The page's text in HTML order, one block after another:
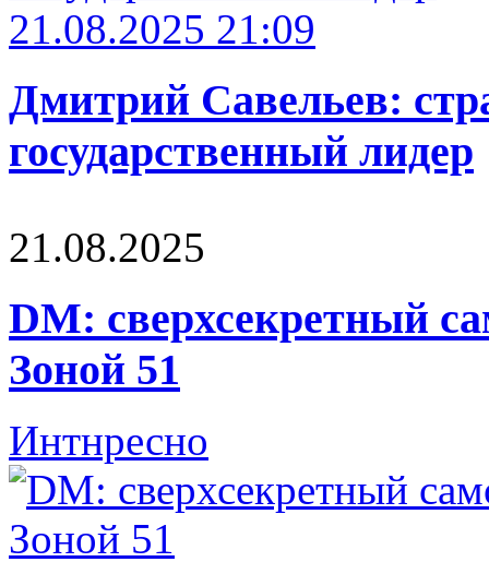
21.08.2025 21:09
Дмитрий Савельев:
государственный лидер
21.08.2025
DM: сверхсекретный
Зоной 51
Интнресно